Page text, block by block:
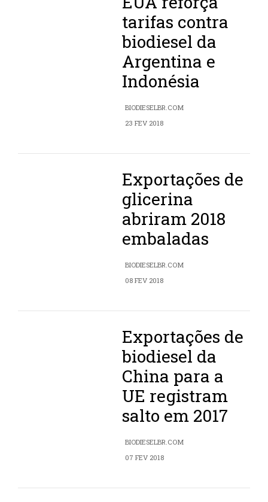
tarifas contra
biodiesel da
Argentina e
Indonésia
BIODIESELBR.COM
23 FEV 2018
Exportações de
glicerina
abriram 2018
embaladas
BIODIESELBR.COM
08 FEV 2018
Exportações de
biodiesel da
China para a
UE registram
salto em 2017
BIODIESELBR.COM
07 FEV 2018